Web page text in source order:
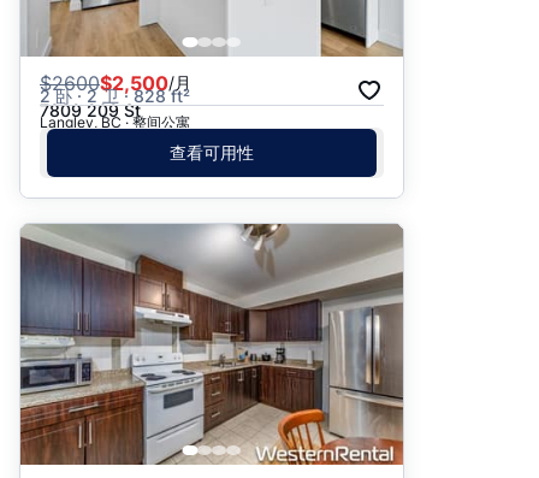
$2600$2,500/月
2 卧 · 2 卫 · 828 ft²
7809 209 St
Langley, BC · 整间公寓
查看可用性